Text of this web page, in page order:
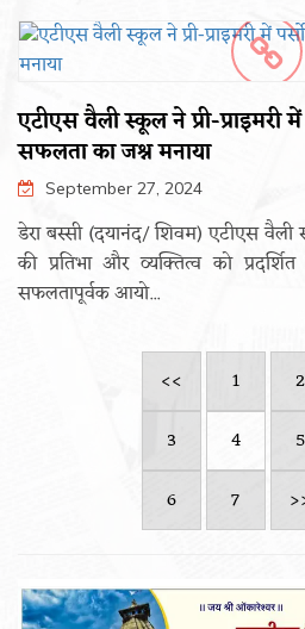
एटीएस वैली स्कूल ने प्री-प्राइमरी
सफलता का जश्न मनाया
September 27, 2024
डेरा बस्सी (दयानंद/ शिवम) एटीएस वैली
की प्रतिभा और व्यक्तित्व को
सफलतापूर्वक आयो...
<< 1
2
3
4
5
6
7